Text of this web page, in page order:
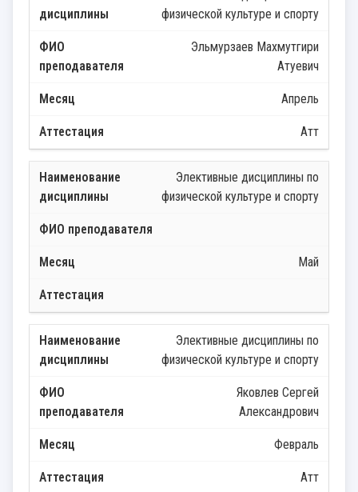
физической культуре и спорту
Эльмурзаев Махмутгири
Атуевич
Апрель
Атт
Элективные дисциплины по
физической культуре и спорту
Май
Элективные дисциплины по
физической культуре и спорту
Яковлев Сергей
Александрович
Февраль
Атт